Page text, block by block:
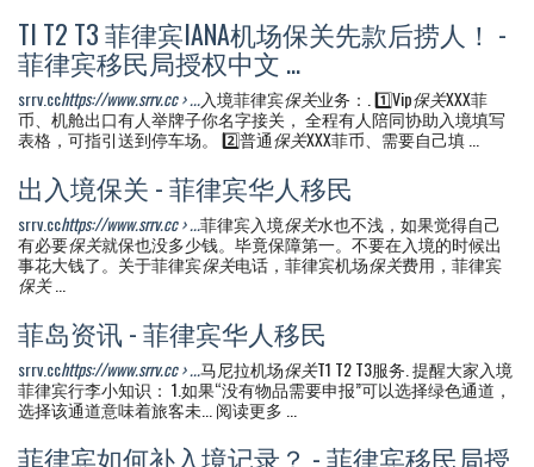
TI T2 T3 菲律宾IANA机场保关先款后捞人！ -
菲律宾移民局授权中文 ...
srrv.cchttps://www.srrv.cc › ...入境菲律宾保关业务：. 1️⃣Vip保关XXX菲
币、机舱出口有人举牌子你名字接关， 全程有人陪同协助入境填写
表格，可指引送到停车场。 2️⃣普通保关XXX菲币、需要自己填 ...
出入境保关 - 菲律宾华人移民
srrv.cchttps://www.srrv.cc › ...菲律宾入境保关水也不浅，如果觉得自己
有必要保关就保也没多少钱。毕竟保障第一。不要在入境的时候出
事花大钱了。关于菲律宾保关电话，菲律宾机场保关费用，菲律宾
保关...
菲岛资讯 - 菲律宾华人移民
srrv.cchttps://www.srrv.cc › ...马尼拉机场保关T1 T2 T3服务. 提醒大家入境
菲律宾行李小知识： 1.如果“没有物品需要申报”可以选择绿色通道，
选择该通道意味着旅客未... 阅读更多 ...
菲律宾如何补入境记录？ - 菲律宾移民局授